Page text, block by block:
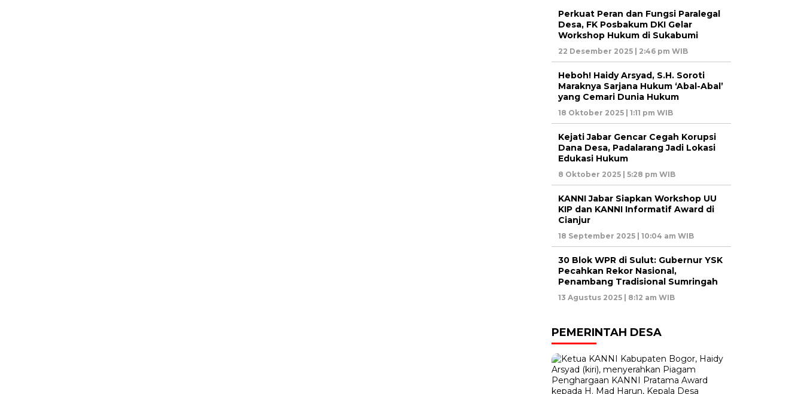
Perkuat Peran dan Fungsi Paralegal
Desa, FK Posbakum DKI Gelar
Workshop Hukum di Sukabumi
22 Desember 2025 | 2:46 pm WIB
Heboh! Haidy Arsyad, S.H. Soroti
Maraknya Sarjana Hukum ‘Abal-Abal’
yang Cemari Dunia Hukum
18 Oktober 2025 | 1:11 pm WIB
Kejati Jabar Gencar Cegah Korupsi
Dana Desa, Padalarang Jadi Lokasi
Edukasi Hukum
8 Oktober 2025 | 5:28 pm WIB
KANNI Jabar Siapkan Workshop UU
KIP dan KANNI Informatif Award di
Cianjur
18 September 2025 | 10:04 am WIB
30 Blok WPR di Sulut: Gubernur YSK
Pecahkan Rekor Nasional,
Penambang Tradisional Sumringah
13 Agustus 2025 | 8:12 am WIB
PEMERINTAH DESA